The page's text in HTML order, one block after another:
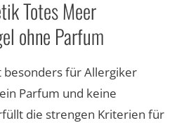
Totes Meer
ohne Parfum
besonders für Allergiker
Parfum und keine
die strengen Kriterien für